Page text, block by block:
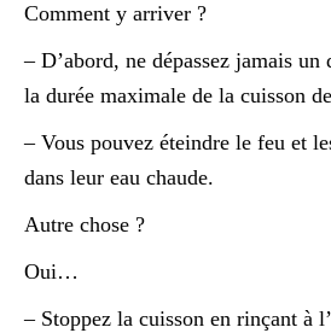
Comment y arriver ?
– D’abord, ne dépassez jamais un
la durée maximale de la cuisson
– Vous pouvez éteindre le feu et
dans leur eau chaude.
Autre chose ?
Oui…
– Stoppez la cuisson en rinçant à